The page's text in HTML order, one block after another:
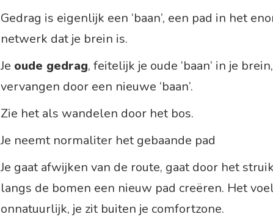
Gedrag is eigenlijk een ‘baan’, een pad in het
netwerk dat je brein is.
Je oude gedrag, feitelijk je oude ‘baan’ in je
vervangen door een nieuwe ‘baan’.
Zie het als wandelen door het bos.
Je neemt normaliter het gebaande pad
Je gaat afwijken van de route, gaat door het
langs de bomen een nieuw pad creëren. Het
onnatuurlijk, je zit buiten je comfortzone.